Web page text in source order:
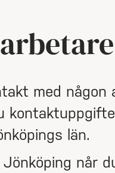
med någon
län.
når